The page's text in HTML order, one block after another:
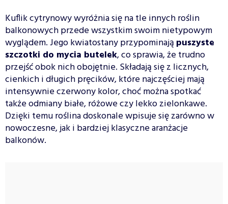
Kuflik cytrynowy wyróżnia się na tle innych roślin
balkonowych przede wszystkim swoim nietypowym
wyglądem. Jego kwiatostany przypominają puszyste
szczotki do mycia butelek, co sprawia, że trudno
przejść obok nich obojętnie. Składają się z licznych,
cienkich i długich pręcików, które najczęściej mają
intensywnie czerwony kolor, choć można spotkać
także odmiany białe, różowe czy lekko zielonkawe.
Dzięki temu roślina doskonale wpisuje się zarówno w
nowoczesne, jak i bardziej klasyczne aranżacje
balkonów.